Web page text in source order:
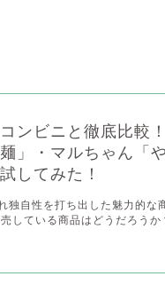
ンビニと徹底比較
」・マルちゃん「
してみた！
独自性を打ち出した魅力的な
している商品はどうだろう